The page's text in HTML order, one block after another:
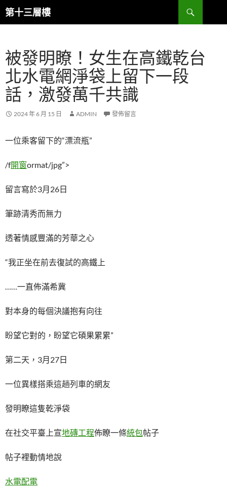
跳
至
內
第十三層樓
搜
尋
被發明瞭！女生在高鐵乾台
北水電網淨袋上留下一段
話，激發萬千共識
2024 年 6 月 15 日 ADMIN 發佈留言
一位乘客留下的“漂流瓶”
/f開窗ormat/jpg”>
留言寫於3月26日
筆跡清秀而無力
透著情感豐滿的芳華之心
“我正坐在前去復試的高鐵上
……一直佈滿希冀
對本身的每個決議抱有向往
盼望它對的，盼望它碩果累累”
第二天，3月27日
一位異樣搭乘這趟列車的網友
發明瞭這隻乾淨袋
在社交平臺上宣地磚工程佈瞭一條統包帖子
帖子裡動情地說
水電配電